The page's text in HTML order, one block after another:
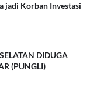
jadi Korban Investasi
DIDUGA
(PUNGLI)